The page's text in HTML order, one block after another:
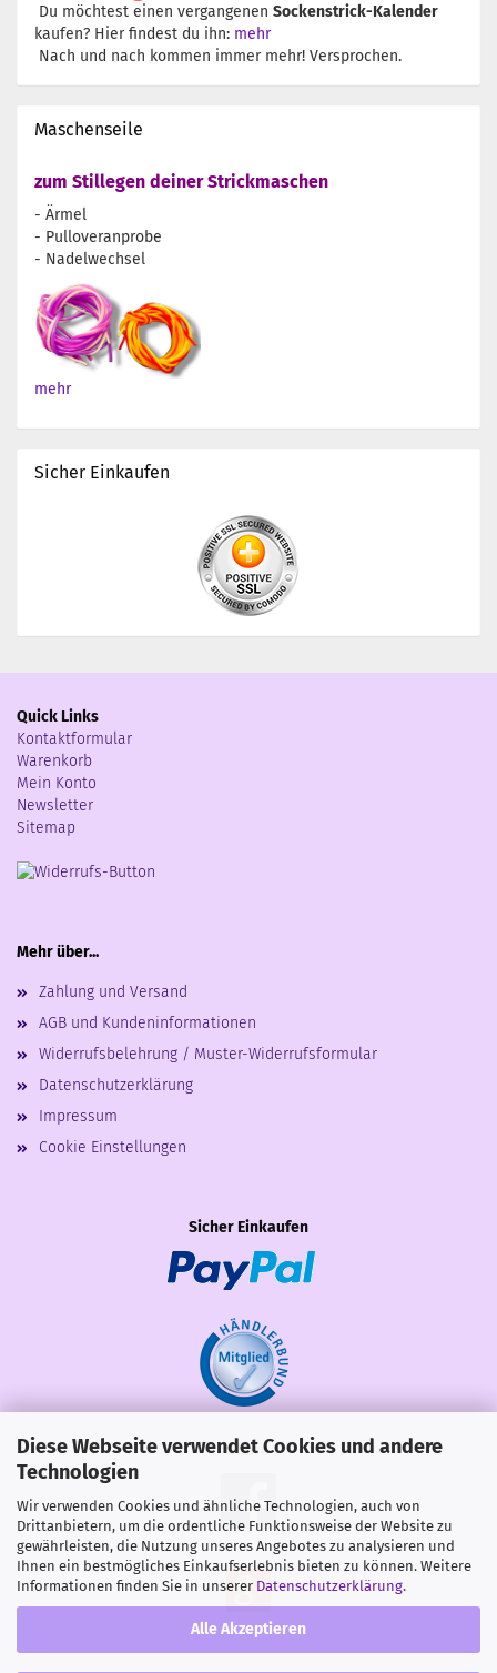
Diese Webseite verwendet Cookies und andere
Technologien
Wir verwenden Cookies und ähnliche Technologien, auch von
Drittanbietern, um die ordentliche Funktionsweise der Website zu
gewährleisten, die Nutzung unseres Angebotes zu analysieren und
Ihnen ein bestmögliches Einkaufserlebnis bieten zu können. Weitere
Informationen finden Sie in unserer Datenschutzerklärung.
Alle Akzeptieren
Du möchtest einen vergangenen Sockenstrick-Kalender
kaufen? Hier findest du ihn: mehr
Nach und nach kommen immer mehr! Versprochen.
Maschenseile
zum Stillegen deiner Strickmaschen
- Ärmel
- Pulloveranprobe
- Nadelwechsel
mehr
Sicher Einkaufen
Quick Links
Kontaktformular
Warenkorb
Mein Konto
Newsletter
Sitemap
Mehr über...
Zahlung und Versand
AGB und Kundeninformationen
Widerrufsbelehrung / Muster-Widerrufsformular
Datenschutzerklärung
Impressum
Cookie Einstellungen
Sicher Einkaufen
Share